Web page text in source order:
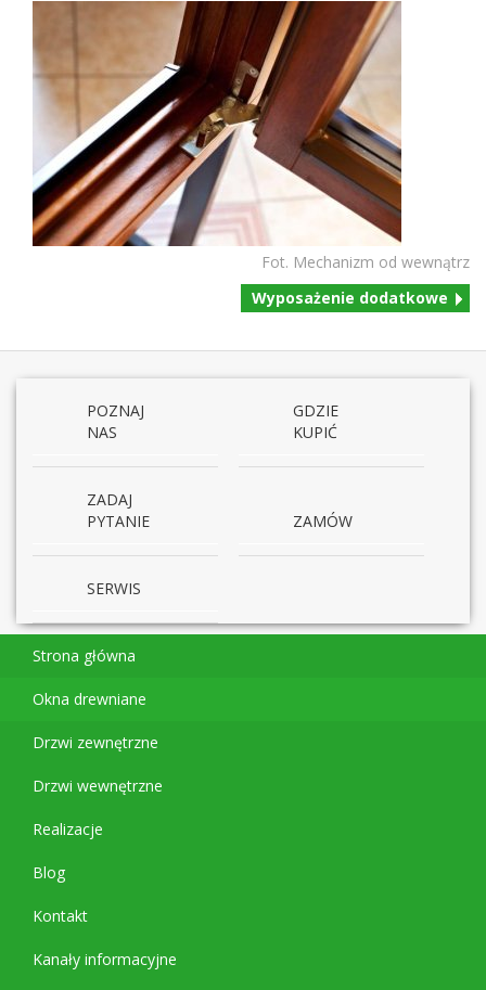
Fot. Mech­a­nizm od wewnątrz
Wyposaże­nie dodatkowe
POZNAJ
NAS
GDZIE
KUPIĆ
ZADAJ
PYTANIE
ZAMÓW
SERWIS
Strona główna
Okna drewniane
Drzwi zewnętrzne
Drzwi wewnętrzne
Realizacje
Blog
Kontakt
Kanały informacyjne